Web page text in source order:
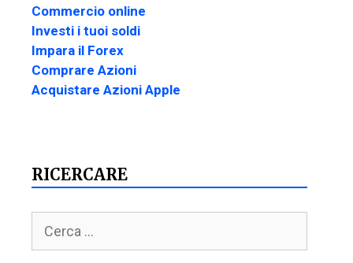
Commercio online
Investi i tuoi soldi
Impara il Forex
Comprare Azioni
Acquistare Azioni Apple
RICERCARE